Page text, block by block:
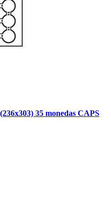
35 monedas CAPS